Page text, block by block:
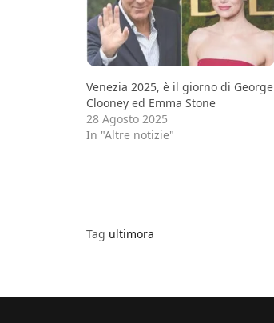
Venezia 2025, è il giorno di George
Clooney ed Emma Stone
28 Agosto 2025
In "Altre notizie"
Tag ultimora